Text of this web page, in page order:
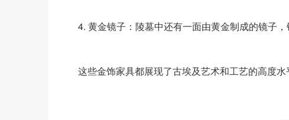
4. 黄金镜子：陵墓中还有一面由黄金制成的镜子，
这些金饰家具都展现了古埃及艺术和工艺的高度水